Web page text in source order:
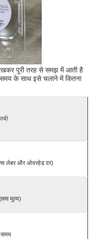
पूरी तरह से समझ में आती है
के साथ इसे चलाने में कितना
लेबर और ओवरहेड दर)
मूल्य)
समय